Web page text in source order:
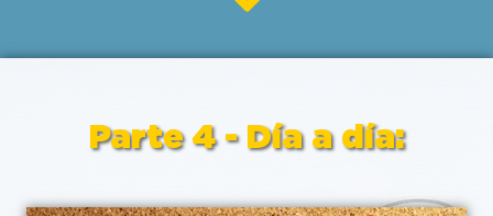
Parte 4 - Día a día: